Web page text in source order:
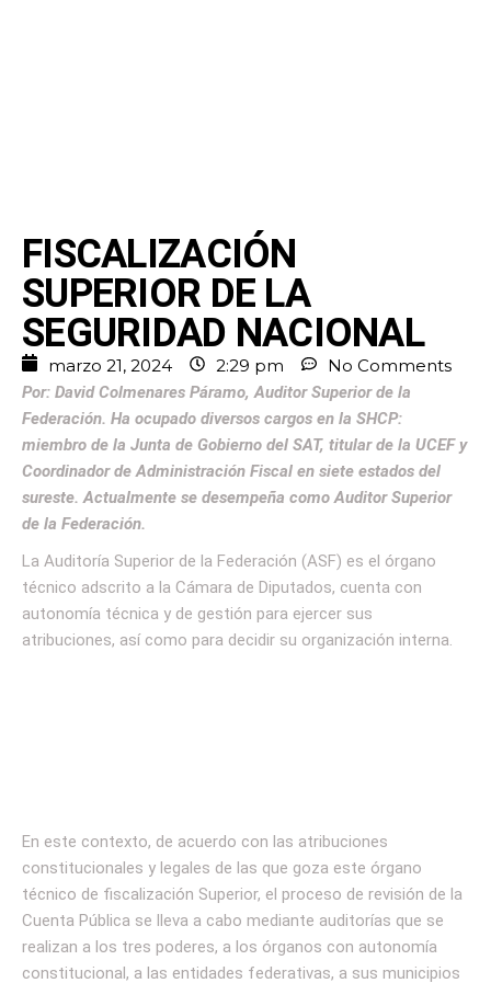
FISCALIZACIÓN
SUPERIOR DE LA
SEGURIDAD NACIONAL
marzo 21, 2024 2:29 pm No Comments
Por: David Colmenares Páramo, Auditor Superior de la
Federación. Ha ocupado diversos cargos en la SHCP:
miembro de la Junta de Gobierno del SAT, titular de la UCEF y
Coordinador de Administración Fiscal en siete estados del
sureste. Actualmente se desempeña como Auditor Superior
de la Federación.
La Auditoría Superior de la Federación (ASF) es el órgano
técnico adscrito a la Cámara de Diputados, cuenta con
autonomía técnica y de gestión para ejercer sus
atribuciones, así como para decidir su organización interna.
En este contexto, de acuerdo con las atribuciones
constitucionales y legales de las que goza este órgano
técnico de fiscalización Superior, el proceso de revisión de la
Cuenta Pública se lleva a cabo mediante auditorías que se
realizan a los tres poderes, a los órganos con autonomía
constitucional, a las entidades federativas, a sus municipios